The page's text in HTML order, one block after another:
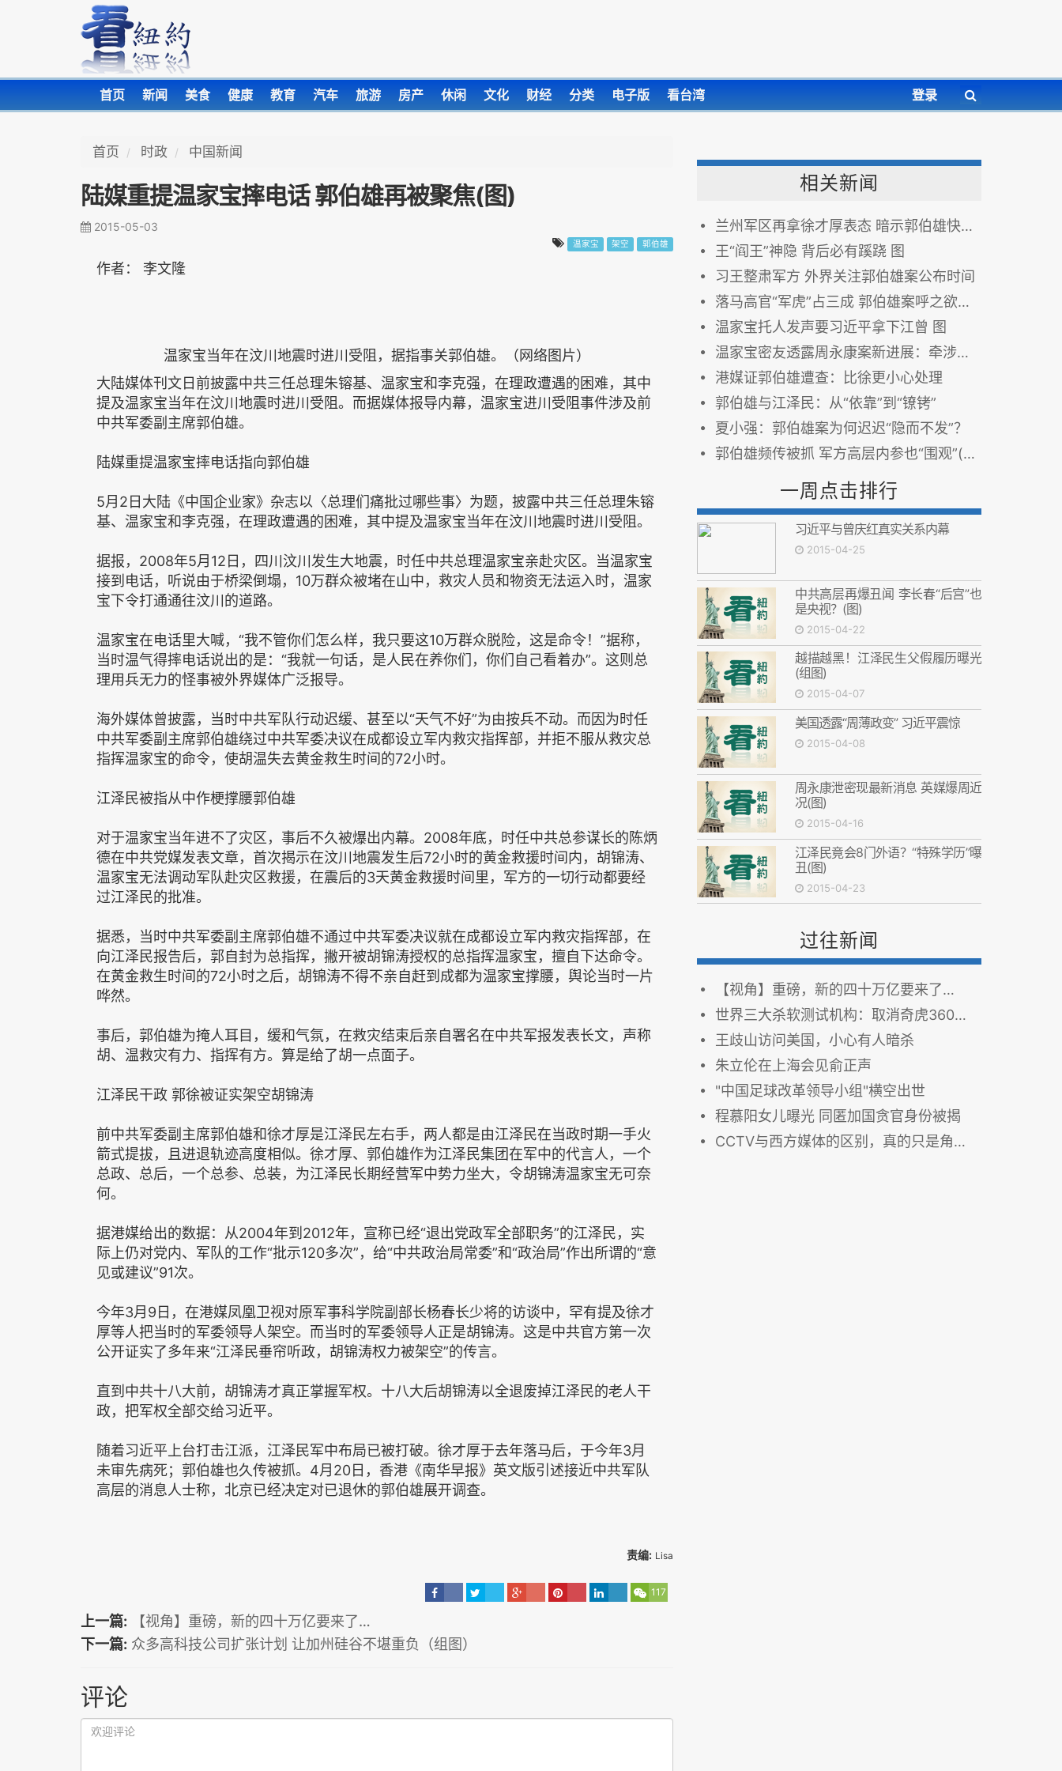
首页 新闻 美食 健康 教育 汽车 旅游 房产 休闲 文化 财经 分类 电子版 看台湾 登录
首页 时政 中国新闻
陆媒重提温家宝摔电话 郭伯雄再被聚焦(图)
2015-05-03
温家宝 架空 郭伯雄
作者： 李文隆
温家宝当年在汶川地震时进川受阻，据指事关郭伯雄。（网络图片）
大陆媒体刊文日前披露中共三任总理朱镕基、温家宝和李克强，在理政遭遇的困难，其中
提及温家宝当年在汶川地震时进川受阻。而据媒体报导内幕，温家宝进川受阻事件涉及前
中共军委副主席郭伯雄。
陆媒重提温家宝摔电话指向郭伯雄
5月2日大陆《中国企业家》杂志以〈总理们痛批过哪些事〉为题，披露中共三任总理朱镕
基、温家宝和李克强，在理政遭遇的困难，其中提及温家宝当年在汶川地震时进川受阻。
据报，2008年5月12日，四川汶川发生大地震，时任中共总理温家宝亲赴灾区。当温家宝
接到电话，听说由于桥梁倒塌，10万群众被堵在山中，救灾人员和物资无法运入时，温家
宝下令打通通往汶川的道路。
温家宝在电话里大喊，“我不管你们怎么样，我只要这10万群众脱险，这是命令！”据称，
当时温气得摔电话说出的是：“我就一句话，是人民在养你们，你们自己看着办”。这则总
理用兵无力的怪事被外界媒体广泛报导。
海外媒体曾披露，当时中共军队行动迟缓、甚至以“天气不好”为由按兵不动。而因为时任
中共军委副主席郭伯雄绕过中共军委决议在成都设立军内救灾指挥部，并拒不服从救灾总
指挥温家宝的命令，使胡温失去黄金救生时间的72小时。
江泽民被指从中作梗撑腰郭伯雄
对于温家宝当年进不了灾区，事后不久被爆出内幕。2008年底，时任中共总参谋长的陈炳
德在中共党媒发表文章，首次揭示在汶川地震发生后72小时的黄金救援时间内，胡锦涛、
温家宝无法调动军队赴灾区救援，在震后的3天黄金救援时间里，军方的一切行动都要经
过江泽民的批准。
据悉，当时中共军委副主席郭伯雄不通过中共军委决议就在成都设立军内救灾指挥部，在
向江泽民报告后，郭自封为总指挥，撇开被胡锦涛授权的总指挥温家宝，擅自下达命令。
在黄金救生时间的72小时之后，胡锦涛不得不亲自赶到成都为温家宝撑腰，舆论当时一片
哗然。
事后，郭伯雄为掩人耳目，缓和气氛，在救灾结束后亲自署名在中共军报发表长文，声称
胡、温救灾有力、指挥有方。算是给了胡一点面子。
江泽民干政 郭徐被证实架空胡锦涛
前中共军委副主席郭伯雄和徐才厚是江泽民左右手，两人都是由江泽民在当政时期一手火
箭式提拔，且进退轨迹高度相似。徐才厚、郭伯雄作为江泽民集团在军中的代言人，一个
总政、总后，一个总参、总装，为江泽民长期经营军中势力坐大，令胡锦涛温家宝无可奈
何。
据港媒给出的数据：从2004年到2012年，宣称已经“退出党政军全部职务”的江泽民，实
际上仍对党内、军队的工作“批示120多次”，给“中共政治局常委”和“政治局”作出所谓的“意
见或建议”91次。
今年3月9日，在港媒凤凰卫视对原军事科学院副部长杨春长少将的访谈中，罕有提及徐才
厚等人把当时的军委领导人架空。而当时的军委领导人正是胡锦涛。这是中共官方第一次
公开证实了多年来“江泽民垂帘听政，胡锦涛权力被架空”的传言。
直到中共十八大前，胡锦涛才真正掌握军权。十八大后胡锦涛以全退废掉江泽民的老人干
政，把军权全部交给习近平。
随着习近平上台打击江派，江泽民军中布局已被打破。徐才厚于去年落马后，于今年3月
未审先病死；郭伯雄也久传被抓。4月20日，香港《南华早报》英文版引述接近中共军队
高层的消息人士称，北京已经决定对已退休的郭伯雄展开调查。
责编: Lisa
117
上一篇:
【视角】重磅，新的四十万亿要来了…
下一篇: 众多高科技公司扩张计划 让加州硅谷不堪重负（组图）
评论
相关新闻
兰州军区再拿徐才厚表态 暗示郭伯雄快了？图
王“阎王”神隐 背后必有蹊跷 图
习王整肃军方 外界关注郭伯雄案公布时间
落马高官“军虎”占三成 郭伯雄案呼之欲出(图)
温家宝托人发声要习近平拿下江曾 图
温家宝密友透露周永康案新进展：牵涉广深非常罕见
港媒证郭伯雄遭查：比徐更小心处理
郭伯雄与江泽民：从“依靠”到“镣铐”
夏小强：郭伯雄案为何迟迟“隐而不发”？
郭伯雄频传被抓 军方高层内参也“围观”(图)
一周点击排行
习近平与曾庆红真实关系内幕
2015-04-25
中共高层再爆丑闻 李长春“后宫”也
是央视？(图)
2015-04-22
越描越黑！江泽民生父假履历曝光
(组图)
2015-04-07
美国透露“周薄政变” 习近平震惊
2015-04-08
周永康泄密现最新消息 英媒爆周近
况(图)
2015-04-16
江泽民竟会8门外语？“特殊学历”曝
丑(图)
2015-04-23
过往新闻
【视角】重磅，新的四十万亿要来了…
世界三大杀软测试机构：取消奇虎360所有认证 图
王歧山访问美国，小心有人暗杀
朱立伦在上海会见俞正声
"中国足球改革领导小组"横空出世
程慕阳女儿曝光 同匿加国贪官身份被揭
CCTV与西方媒体的区别，真的只是角度问题？精辟！